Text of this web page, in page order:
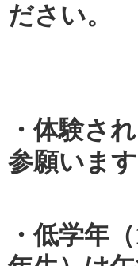
ださい。
・体験さ
参願いま
・低学年